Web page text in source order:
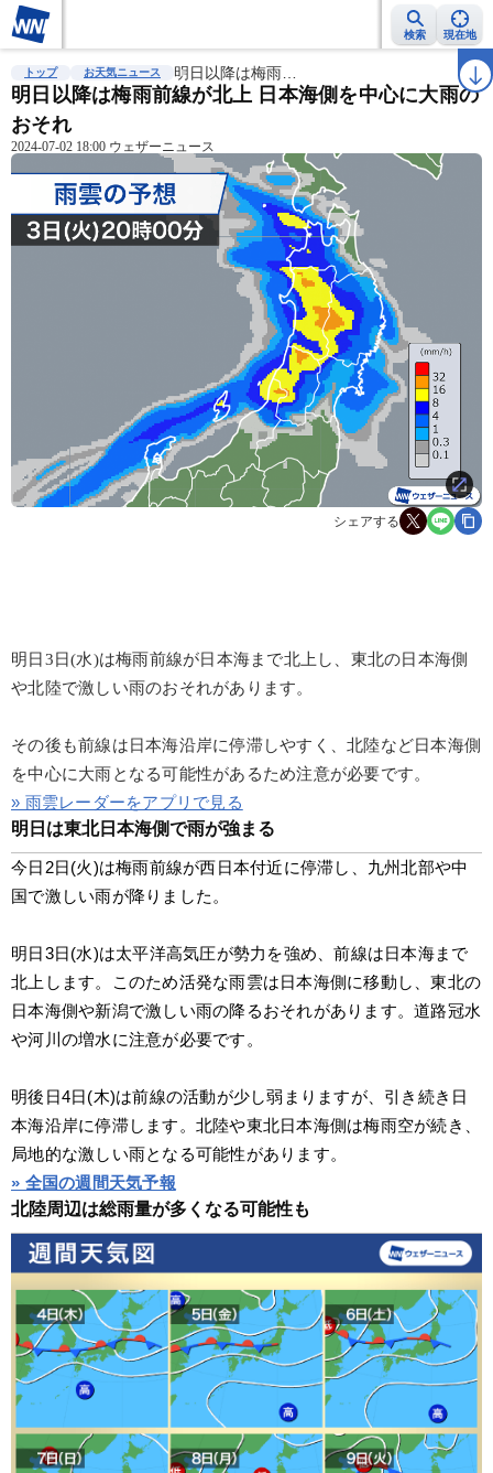
検索 現在地
雨雲レーダー 台風情報 地震情報 ラ
トップ お天気ニュース 明日以降は梅雨…
明日以降は梅雨前線が北上 日本海側を中心に大雨の
おそれ
2024-07-02 18:00 ウェザーニュース
シェアする
明日3日(水)は梅雨前線が日本海まで北上し、東北の日本海側
や北陸で激しい雨のおそれがあります。
その後も前線は日本海沿岸に停滞しやすく、北陸など日本海側
を中心に大雨となる可能性があるため注意が必要です。
» 雨雲レーダーをアプリで見る
明日は東北日本海側で雨が強まる
今日2日(火)は梅雨前線が西日本付近に停滞し、九州北部や中
国で激しい雨が降りました。
明日3日(水)は太平洋高気圧が勢力を強め、前線は日本海まで
北上します。このため活発な雨雲は日本海側に移動し、東北の
日本海側や新潟で激しい雨の降るおそれがあります。道路冠水
や河川の増水に注意が必要です。
明後日4日(木)は前線の活動が少し弱まりますが、引き続き日
本海沿岸に停滞します。北陸や東北日本海側は梅雨空が続き、
局地的な激しい雨となる可能性があります。
» 全国の週間天気予報
北陸周辺は総雨量が多くなる可能性も